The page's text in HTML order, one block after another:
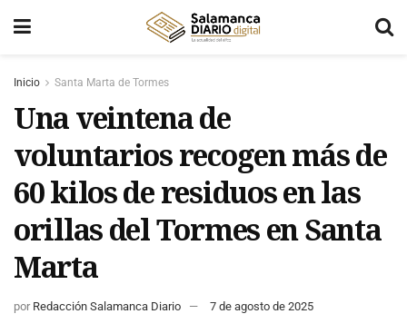
Inicio Santa Marta de Tormes
Una veintena de
voluntarios recogen más de
60 kilos de residuos en las
orillas del Tormes en Santa
Marta
por Redacción Salamanca Diario 7 de agosto de 2025